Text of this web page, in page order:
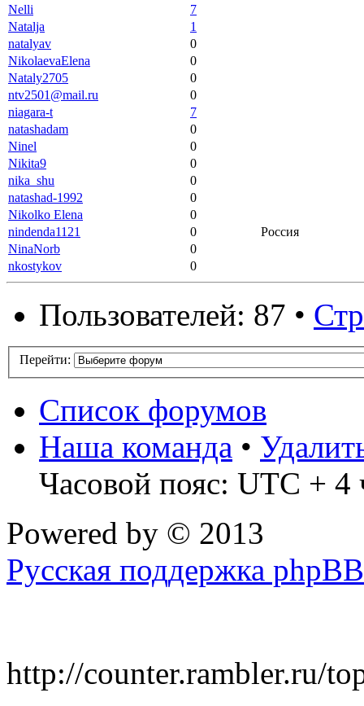
Nelli
7
Natalja
1
natalyav
0
NikolaevaElena
0
Nataly2705
0
ntv2501@mail.ru
0
niagara-t
7
natashadam
0
Ninel
0
Nikita9
0
nika_shu
0
natashad-1992
0
Nikolko Elena
0
nindenda1121
0
Россия
NinaNorb
0
nkostykov
0
Пользователей: 87 •
Перейти:
Список форумов
Наша команда •
Часовой пояс: UTC + 4
Powered by © 2013
Русская поддержка phpBB
http://counter.rambler.ru/